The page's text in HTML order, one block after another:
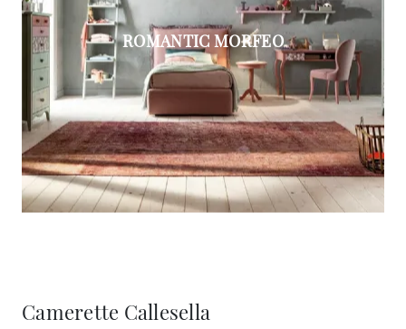
ROMANTIC MORFEO
Camerette Callesella